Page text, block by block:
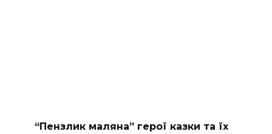
“Пензлик маляна” герої казки та їх